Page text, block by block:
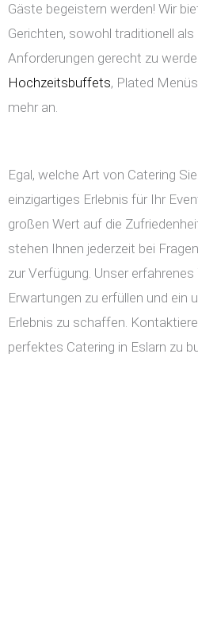
Gäste begeistern werden! Wir
Gerichten, sowohl traditionell
Anforderungen gerecht zu
Hochzeitsbuffets, Plated
mehr an.
Egal, welche Art von Catering
einzigartiges Erlebnis für Ihr
großen Wert auf die
stehen Ihnen jederzeit bei
zur Verfügung. Unser
Erwartungen zu erfüllen und ein
Erlebnis zu schaffen.
perfektes Catering in Eslarn zu